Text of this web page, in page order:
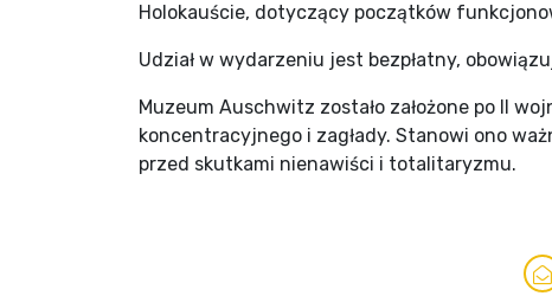
Holokauście, dotyczący początków
Udział w wydarzeniu jest bezpłatny,
Muzeum Auschwitz zostało założone po II
koncentracyjnego i zagłady. Stanowi ono
przed skutkami nienawiści i totalitaryzmu.